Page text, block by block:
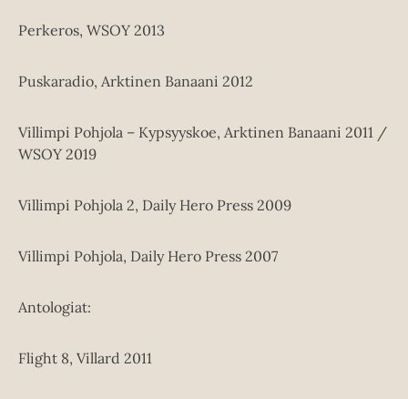
Perkeros, WSOY 2013
Puskaradio, Arktinen Banaani 2012
Villimpi Pohjola – Kypsyyskoe, Arktinen Banaani 2011 /
WSOY 2019
Villimpi Pohjola 2, Daily Hero Press 2009
Villimpi Pohjola, Daily Hero Press 2007
Antologiat:
Flight 8, Villard 2011